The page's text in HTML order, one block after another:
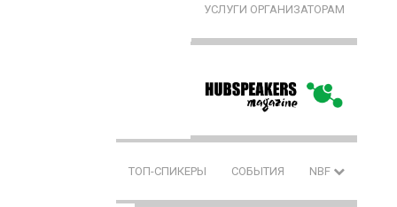
УСЛУГИ ОРГАНИЗАТОРАМ
ТОП-СПИКЕРЫ СОБЫТИЯ NBF